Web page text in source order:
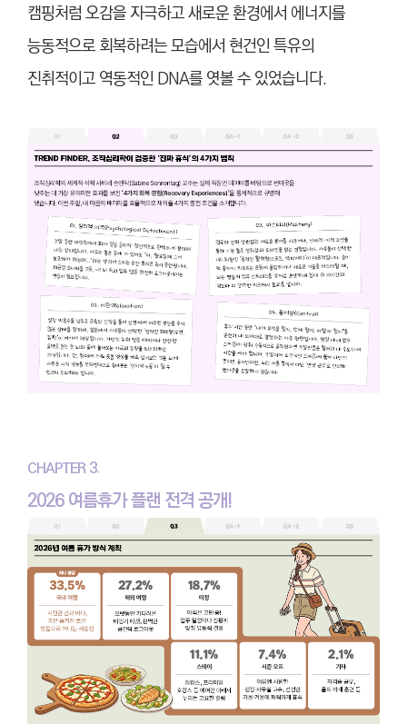
캠핑처럼 오감을 자극하고 새로운 환경에서 에너지를
능동적으로 회복하려는 모습에서 현건인 특유의
진취적이고 역동적인 DNA를 엿볼 수 있었습니다.
CHAPTER 3.
2026 여름휴가 플랜 전격 공개!